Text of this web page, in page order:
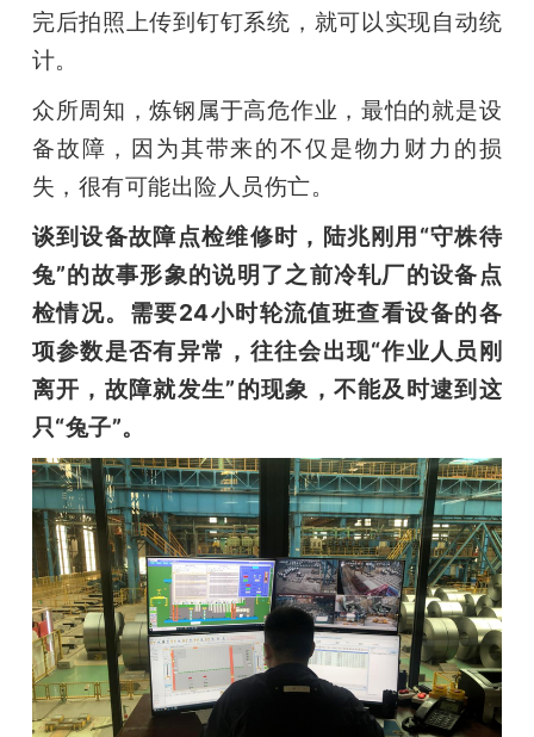
完后拍照上传到钉钉系统，就可以实现自动统
计。
众所周知，炼钢属于高危作业，最怕的就是设
备故障，因为其带来的不仅是物力财力的损
失，很有可能出险人员伤亡。
谈到设备故障点检维修时，陆兆刚用“守株待
兔”的故事形象的说明了之前冷轧厂的设备点
检情况。需要24小时轮流值班查看设备的各
项参数是否有异常，往往会出现“作业人员刚
离开，故障就发生”的现象，不能及时逮到这
只“兔子”。